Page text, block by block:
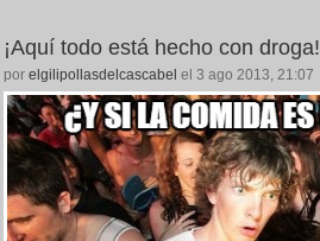
¡Aquí todo está hecho con droga!
por elgilipollasdelcascabel el 3 ago 2013, 21:07